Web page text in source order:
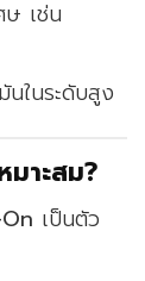
ษ เช่น
นในระดับสูง
มาะสม?
เป็นตัว